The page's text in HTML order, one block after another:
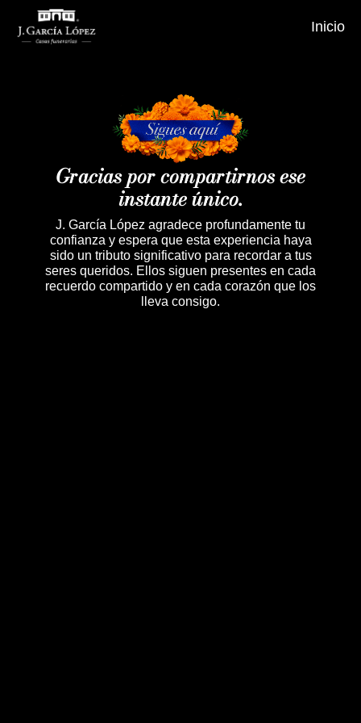
Inicio
Gracias por compartirnos ese
instante único.
J. García López agradece profundamente tu
confianza y espera que esta experiencia haya
sido un tributo significativo para recordar a tus
seres queridos. Ellos siguen presentes en cada
recuerdo compartido y en cada corazón que los
lleva consigo.